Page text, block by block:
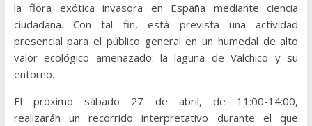
la flora exótica invasora en España mediante ciencia
ciudadana. Con tal fin, está prevista una actividad
presencial para el público general en un humedal de alto
valor ecológico amenazado: la laguna de Valchico y su
entorno.
El próximo sábado 27 de abril, de 11:00-14:00,
realizarán un recorrido interpretativo durante el que